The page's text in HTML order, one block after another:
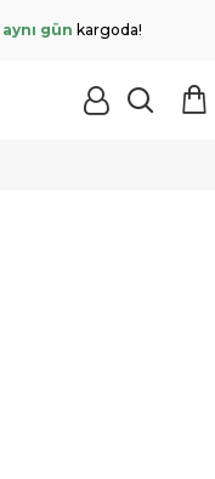
aynı gün kargoda!